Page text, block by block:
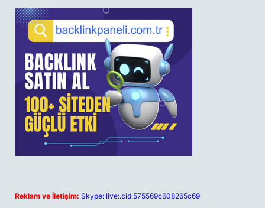
Reklam ve İletişim: Skype: live:.cid.575569c608265c69